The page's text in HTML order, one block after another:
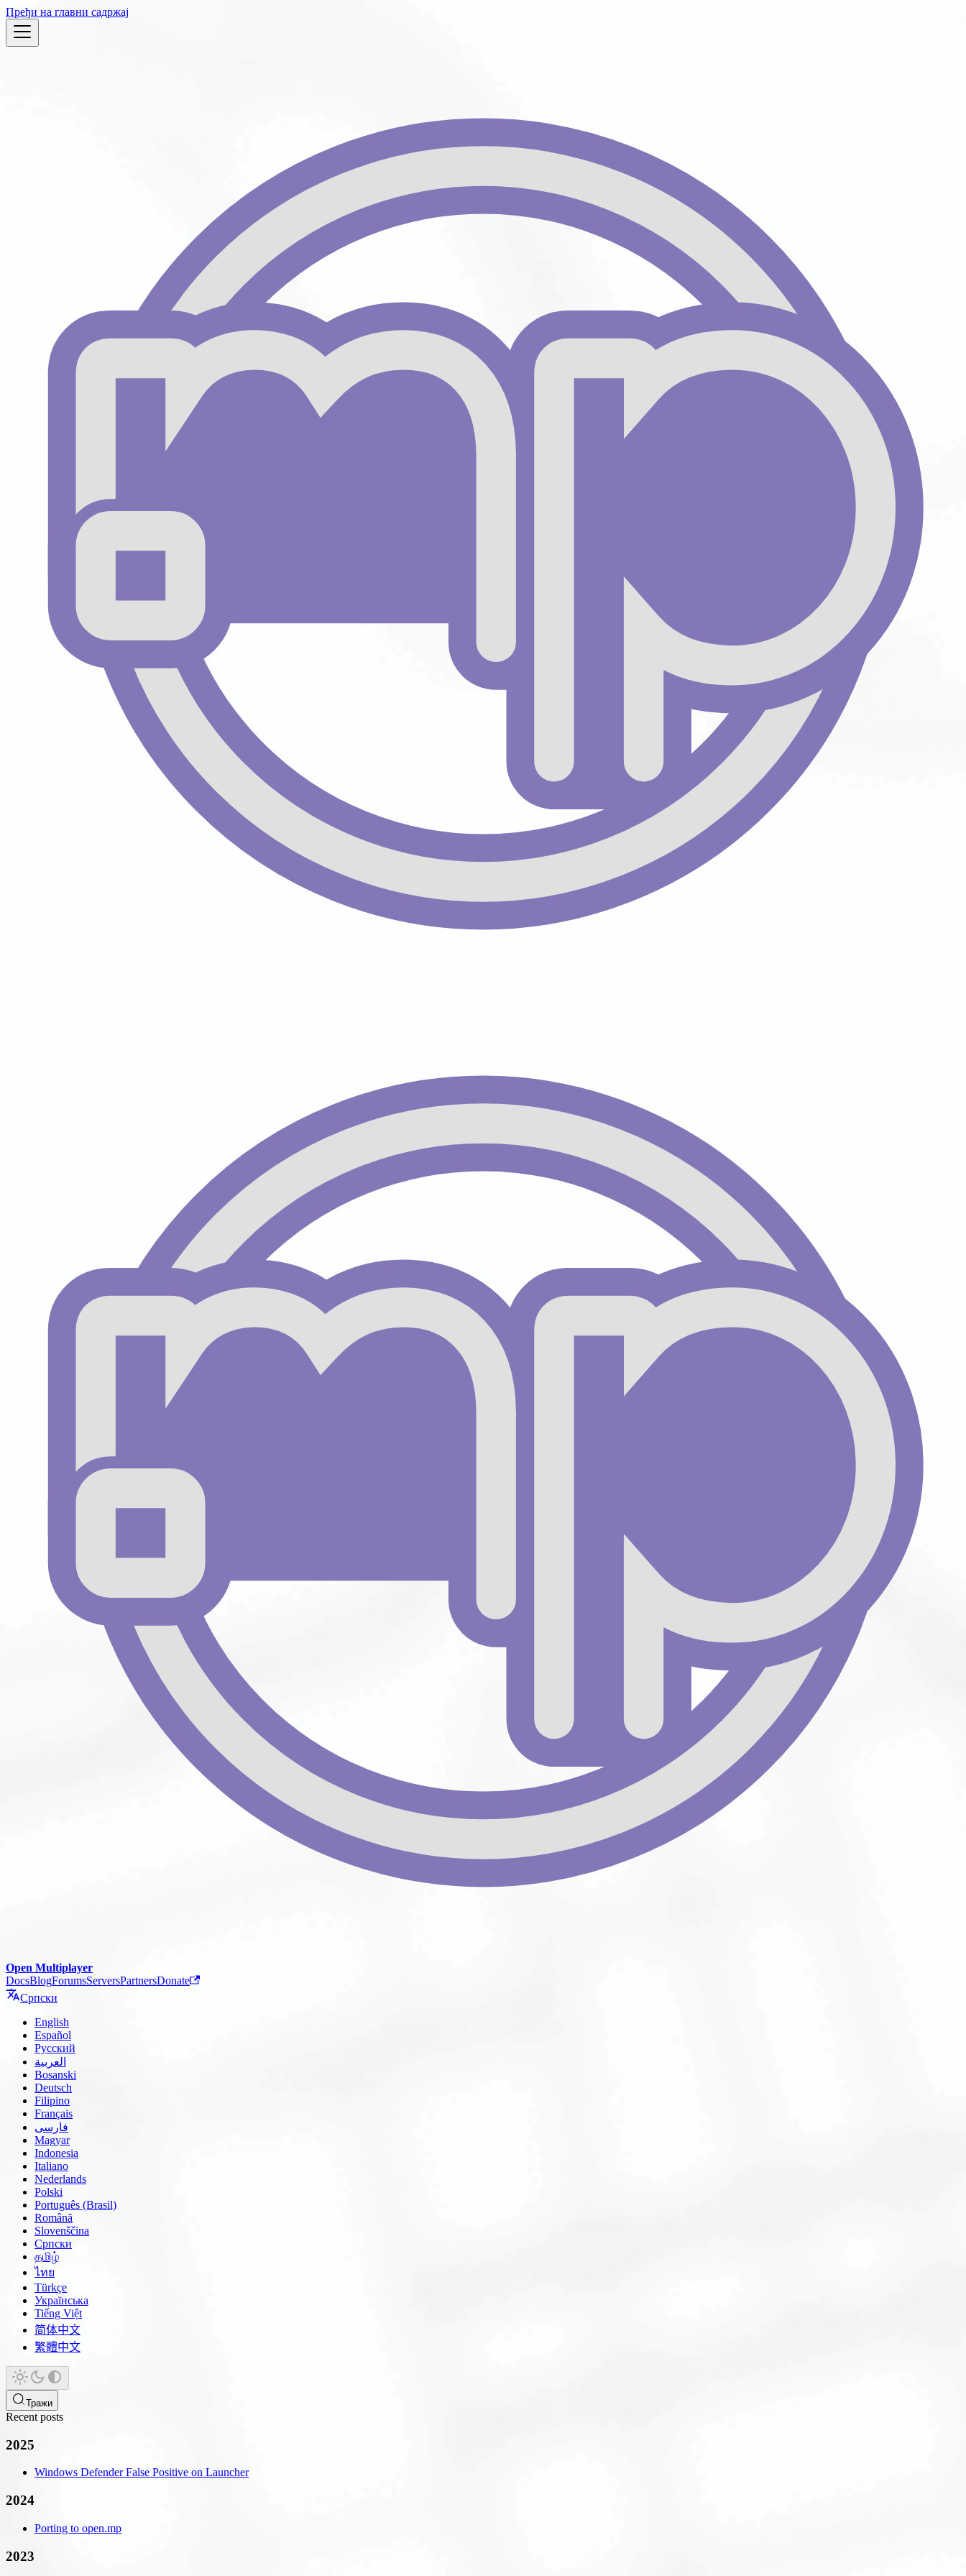
Пређи на главни садржај
Open Multiplayer
DocsBlogForumsServersPartnersDonate
Српски
English
Español
Русский
العربية
Bosanski
Deutsch
Filipino
Français
فارسی
Magyar
Indonesia
Italiano
Nederlands
Polski
Português (Brasil)
Română
Slovenščina
Српски
தமிழ்
ไทย
Türkçe
Українська
Tiếng Việt
简体中文
繁體中文
Тражи
Recent posts
2025
Windows Defender False Positive on Launcher
2024
Porting to open.mp
2023